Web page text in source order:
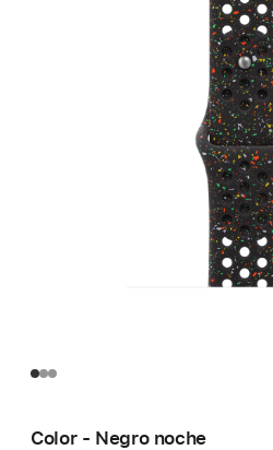
Color - Negro noche